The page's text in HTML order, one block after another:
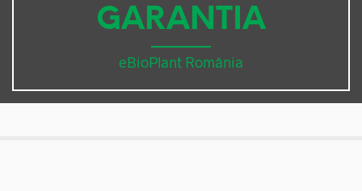
GARANTIA
eBioPlant România